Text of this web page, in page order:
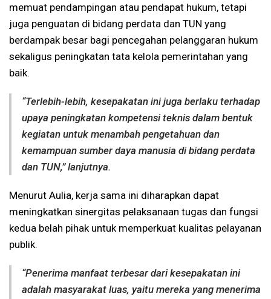
memuat pendampingan atau pendapat hukum, tetapi
juga penguatan di bidang perdata dan TUN yang
berdampak besar bagi pencegahan pelanggaran hukum
sekaligus peningkatan tata kelola pemerintahan yang
baik.
“Terlebih-lebih, kesepakatan ini juga berlaku terhadap
upaya peningkatan kompetensi teknis dalam bentuk
kegiatan untuk menambah pengetahuan dan
kemampuan sumber daya manusia di bidang perdata
dan TUN,” lanjutnya.
Menurut Aulia, kerja sama ini diharapkan dapat
meningkatkan sinergitas pelaksanaan tugas dan fungsi
kedua belah pihak untuk memperkuat kualitas pelayanan
publik.
“Penerima manfaat terbesar dari kesepakatan ini
adalah masyarakat luas, yaitu mereka yang menerima